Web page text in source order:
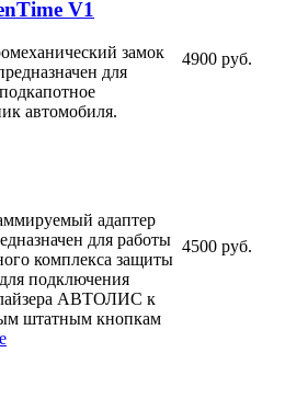
V1
замок
для
автомобиля.
4900 руб.
адаптер
для работы
комплекса защиты
подключения
АВТОЛИС к
штатным кнопкам
4500 руб.